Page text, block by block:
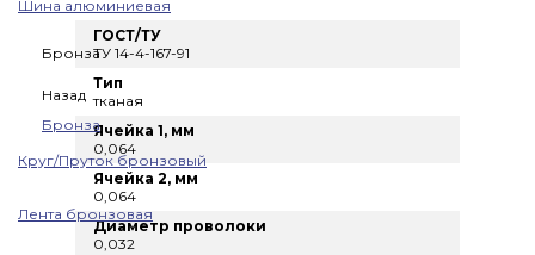
Шина алюминиевая
Бронза
Назад
Бронза
Круг/Пруток бронзовый
Лента бронзовая
ГОСТ/ТУ
ТУ 14-4-167-91
Тип
тканая
Ячейка 1, мм
0,064
Ячейка 2, мм
0,064
Диаметр проволоки
0,032